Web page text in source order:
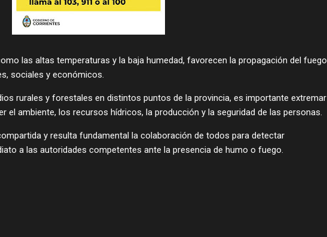
las altas temperaturas y la baja humedad, favorecen la propagación del fuego
sociales y económicos.
rurales y forestales en distintos puntos de la provincia, es importante extremar
el ambiente, los recursos hídricos, la producción y la seguridad de las personas.
y resulta fundamental la colaboración de todos para detectar
a las autoridades competentes ante la presencia de humo o fuego.